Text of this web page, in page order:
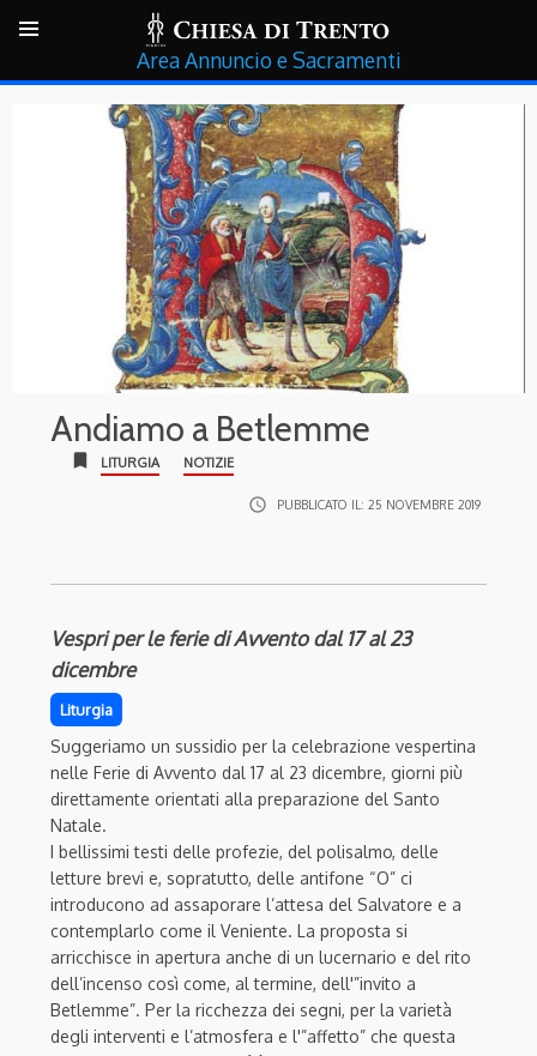
Annuncio e Sacramenti
Andiamo a Betlemme
bookmark LITURGIA NOTIZIE
access_time PUBBLICATO IL: 25 NOVEMBRE 2019
Vespri per le ferie di Avvento dal 17 al 23
dicembre
Liturgia
Suggeriamo un sussidio per la celebrazione vespertina
nelle Ferie di Avvento dal 17 al 23 dicembre, giorni più
direttamente orientati alla preparazione del Santo
Natale.
I bellissimi testi delle profezie, del polisalmo, delle
letture brevi e, sopratutto, delle antifone “O” ci
introducono ad assaporare l’attesa del Salvatore e a
contemplarlo come il Veniente. La proposta si
arricchisce in apertura anche di un lucernario e del rito
dell’incenso così come, al termine, dell'”invito a
Betlemme”. Per la ricchezza dei segni, per la varietà
degli interventi e l’atmosfera e l'”affetto” che questa